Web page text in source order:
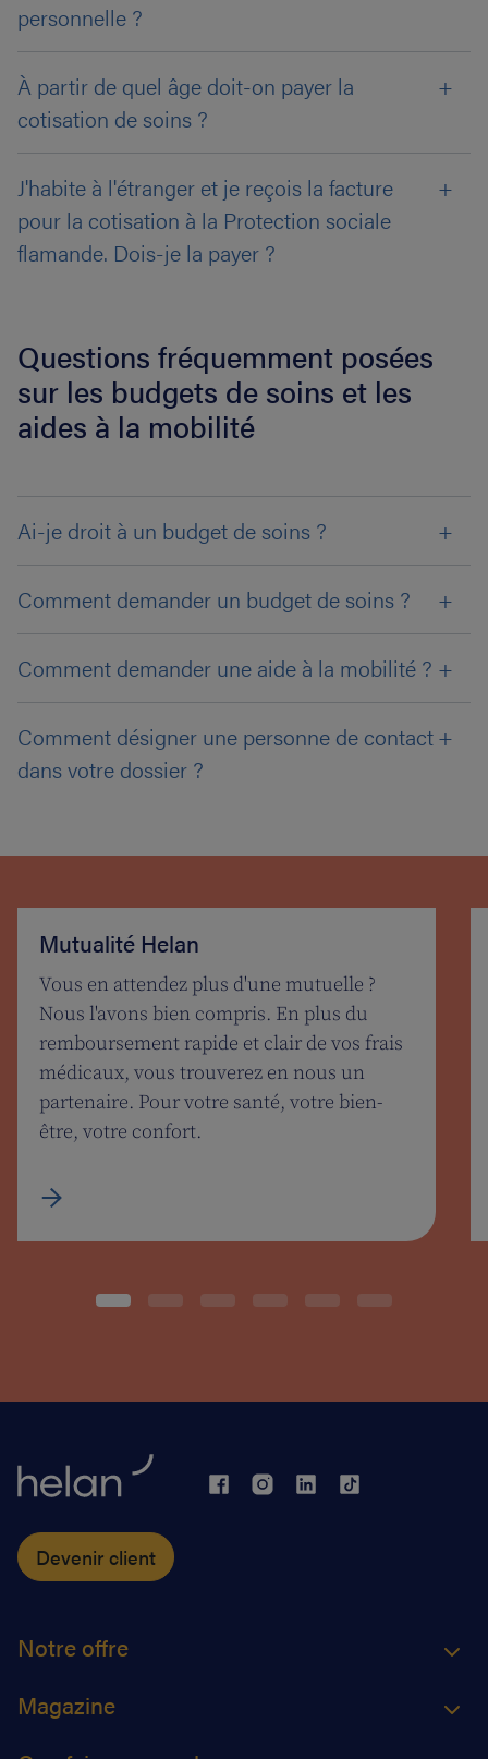
personnelle ?
À partir de quel âge doit-on payer la
cotisation de soins ?
J'habite à l'étranger et je reçois la facture
pour la cotisation à la Protection sociale
flamande. Dois-je la payer ?
Questions fréquemment posées
sur les budgets de soins et les
aides à la mobilité
Ai-je droit à un budget de soins ?
Comment demander un budget de soins ?
Comment demander une aide à la mobilité ?
Comment désigner une personne de contact
dans votre dossier ?
Mutualité Helan
Vous en attendez plus d'une mutuelle ?
Nous l'avons bien compris. En plus du
remboursement rapide et clair de vos frais
médicaux, vous trouverez en nous un
partenaire. Pour votre santé, votre bien-
être, votre confort.
Devenir client
Notre offre
Magazine